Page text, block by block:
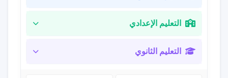
التعليم الإعدادي
التعليم الثانوي